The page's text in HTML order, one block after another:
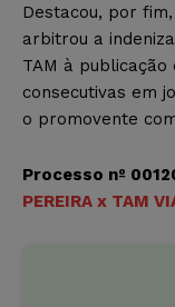
Destacou, por
arbitrou a
TAM à
consecutivas em
o promovente
Processo nº
PEREIRA x TAM